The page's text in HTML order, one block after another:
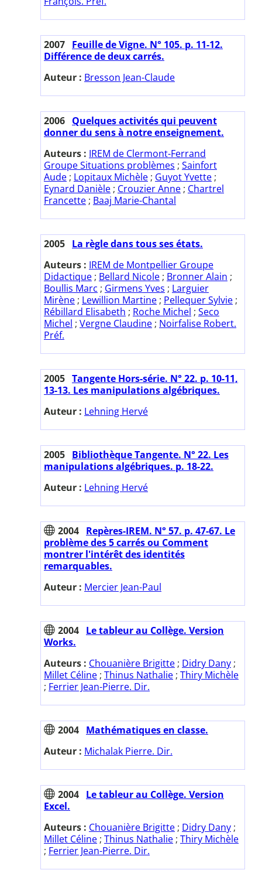
2007 Feuille de Vigne. N° 105. p. 11-12.
Différence de deux carrés.
Auteur : Bresson Jean-Claude
2006 Quelques activités qui peuvent
donner du sens à notre enseignement.
Auteurs : IREM de Clermont-Ferrand
Groupe Situations problèmes ; Sainfort
Aude ; Lopitaux Michèle ; Guyot Yvette ;
Eynard Danièle ; Crouzier Anne ; Chartrel
Francette ; Baaj Marie-Chantal
2005 La règle dans tous ses états.
Auteurs : IREM de Montpellier Groupe
Didactique ; Bellard Nicole ; Bronner Alain ;
Boullis Marc ; Girmens Yves ; Larguier
Mirène ; Lewillion Martine ; Pellequer Sylvie ;
Rébillard Elisabeth ; Roche Michel ; Seco
Michel ; Vergne Claudine ; Noirfalise Robert.
Préf.
2005 Tangente Hors-série. N° 22. p. 10-11,
13-13. Les manipulations algébriques.
Auteur : Lehning Hervé
2005 Bibliothèque Tangente. N° 22. Les
manipulations algébriques. p. 18-22.
Auteur : Lehning Hervé
2004 Repères-IREM. N° 57. p. 47-67. Le
problème des 5 carrés ou Comment
montrer l'intérêt des identités
remarquables.
Auteur : Mercier Jean-Paul
2004 Le tableur au Collège. Version
Works.
Auteurs : Chouanière Brigitte ; Didry Dany ;
Millet Céline ; Thinus Nathalie ; Thiry Michèle
; Ferrier Jean-Pierre. Dir.
2004 Mathématiques en classe.
Auteur : Michalak Pierre. Dir.
2004 Le tableur au Collège. Version
Excel.
Auteurs : Chouanière Brigitte ; Didry Dany ;
Millet Céline ; Thinus Nathalie ; Thiry Michèle
; Ferrier Jean-Pierre. Dir.